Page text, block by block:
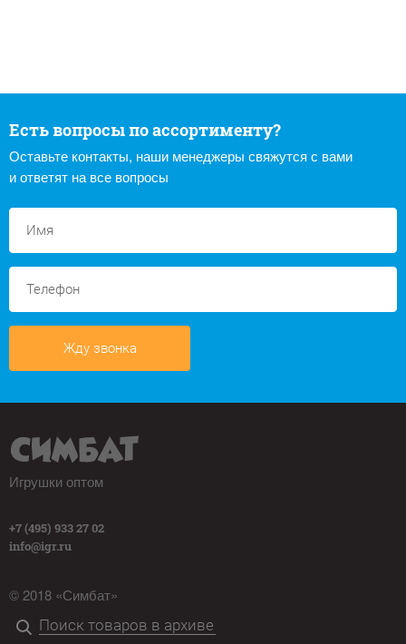
Есть вопросы по ассортименту?
Оставьте контакты, наши менеджеры свяжутся с вами
и ответят на все вопросы
Жду звонка
Игрушки оптом
+7 (495) 933 27 02
info@igr.ru
© 2018 «Симбат»